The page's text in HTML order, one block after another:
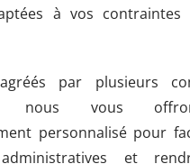
à vos
par plusieurs
nous vous
personnalisé pour
administratives et